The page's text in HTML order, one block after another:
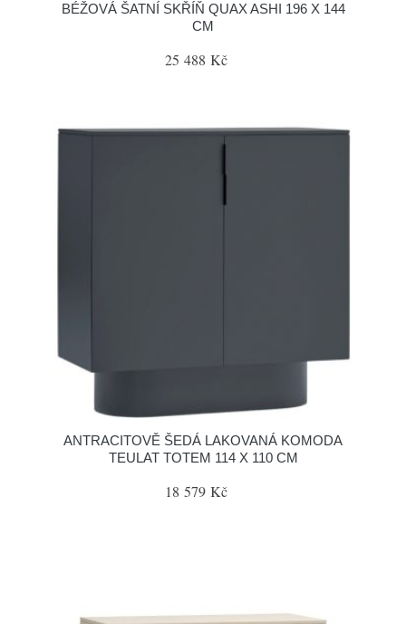
BÉŽOVÁ ŠATNÍ SKŘÍŇ QUAX ASHI 196 X 144
CM
25 488 Kč
ANTRACITOVĚ ŠEDÁ LAKOVANÁ KOMODA
TEULAT TOTEM 114 X 110 CM
18 579 Kč